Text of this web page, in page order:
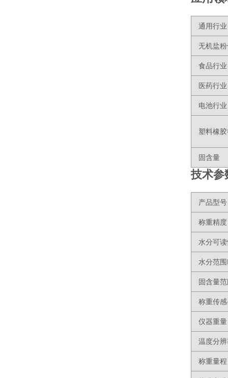
通用行业
无机盐
食品行业
医药行业
电池行业
塑料橡
固含量
技术参
产品型号
称重精
水分可
水分范
固含量
称重传
仪器重量
温度分
称重量程